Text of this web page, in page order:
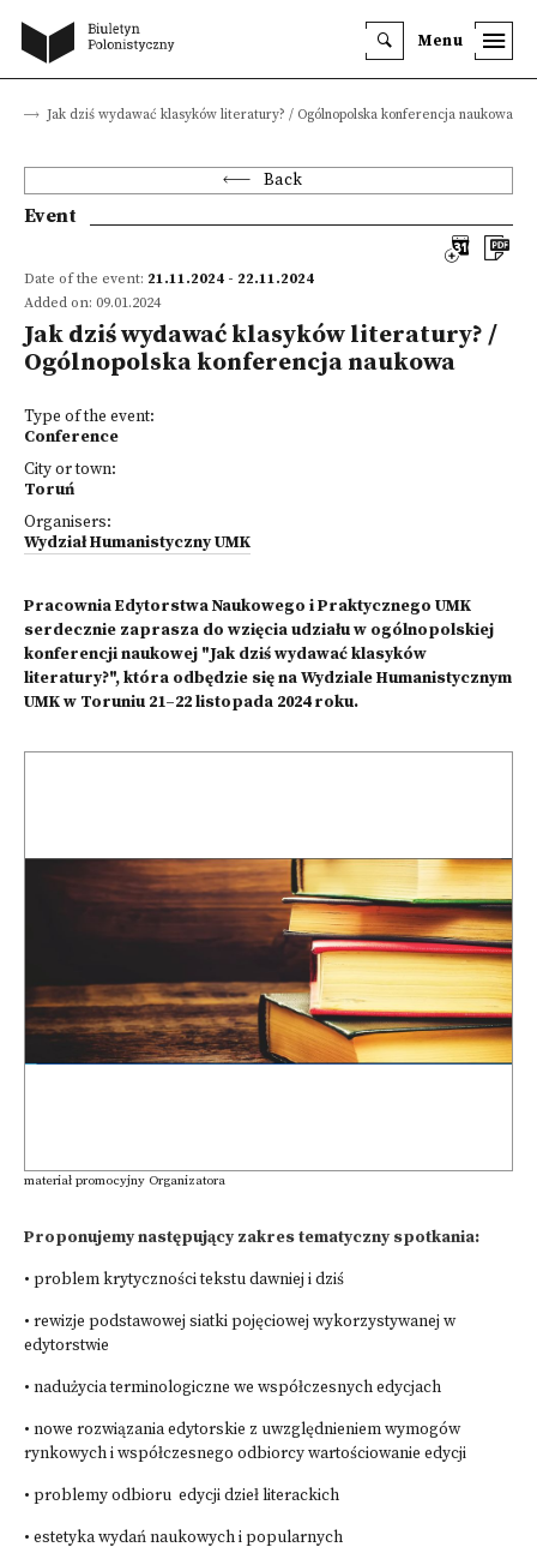
Menu
Jak dziś wydawać klasyków literatury? / Ogólnopolska konferencja naukowa
Back
Event
Date of the event: 21.11.2024 - 22.11.2024
Added on: 09.01.2024
Jak dziś wydawać klasyków literatury? /
Ogólnopolska konferencja naukowa
Type of the event:
Conference
City or town:
Toruń
Organisers:
Wydział Humanistyczny UMK
Pracownia Edytorstwa Naukowego i Praktycznego UMK
serdecznie zaprasza do wzięcia udziału w ogólnopolskiej
konferencji naukowej "Jak dziś wydawać klasyków
literatury?", która odbędzie się na Wydziale Humanistycznym
UMK w Toruniu 21–22 listopada 2024 roku.
materiał promocyjny Organizatora
Proponujemy następujący zakres tematyczny spotkania:
• problem krytyczności tekstu dawniej i dziś
• rewizje podstawowej siatki pojęciowej wykorzystywanej w
edytorstwie
• nadużycia terminologiczne we współczesnych edycjach
• nowe rozwiązania edytorskie z uwzględnieniem wymogów
rynkowych i współczesnego odbiorcy wartościowanie edycji
• problemy odbioru edycji dzieł literackich
• estetyka wydań naukowych i popularnych